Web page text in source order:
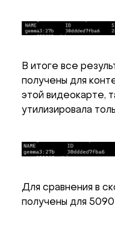
В итоге все
получены для
этой видеокарте,
утилизировала
Для сравнения в
получены для